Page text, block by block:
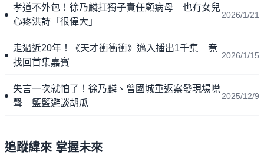
孝道不外包！徐乃麟扛獨子責任顧病母 也有女兒
心疼洪詩「很偉大」
2026/1/21
走過近20年！《天才衝衝衝》邁入播出1千集 竟
找回首集嘉賓
2026/1/15
失言一次就怕了！徐乃麟、曾國城重返案發現場噤
聲 籃籃避談胡瓜
2025/12/9
追蹤緯來 掌握未來